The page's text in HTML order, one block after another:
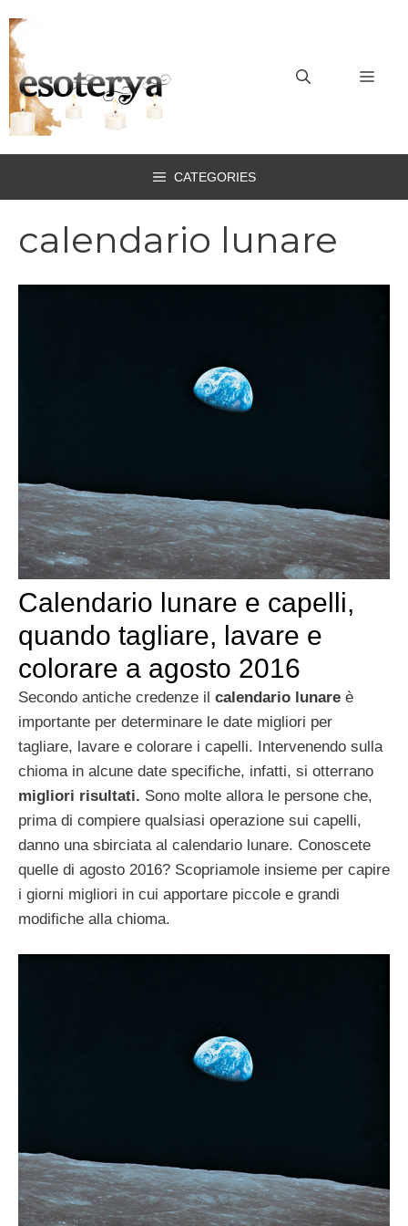
al
contenuto
CATEGORIES
calendario lunare
Calendario lunare e capelli,
quando tagliare, lavare e
colorare a agosto 2016
Secondo antiche credenze il calendario lunare è
importante per determinare le date migliori per
tagliare, lavare e colorare i capelli. Intervenendo sulla
chioma in alcune date specifiche, infatti, si otterrano
migliori risultati. Sono molte allora le persone che,
prima di compiere qualsiasi operazione sui capelli,
danno una sbirciata al calendario lunare. Conoscete
quelle di agosto 2016? Scopriamole insieme per capire
i giorni migliori in cui apportare piccole e grandi
modifiche alla chioma.